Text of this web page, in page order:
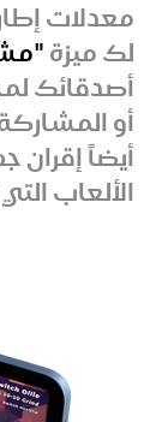
معدلات
لك ميزة
أصدقائك
أو
الألعاب